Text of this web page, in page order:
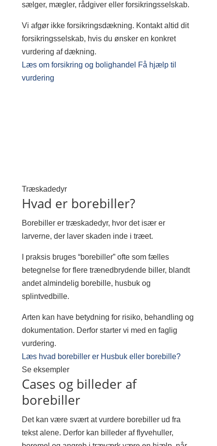
sælger, mægler, rådgiver eller forsikringsselskab.
Vi afgør ikke forsikringsdækning. Kontakt altid dit
forsikringsselskab, hvis du ønsker en konkret
vurdering af dækning.
Læs om forsikring og bolighandel Få hjælp til
vurdering
Træskadedyr
Hvad er borebiller?
Borebiller er træskadedyr, hvor det især er
larverne, der laver skaden inde i træet.
I praksis bruges “borebiller” ofte som fælles
betegnelse for flere trænedbrydende biller, blandt
andet almindelig borebille, husbuk og
splintvedbille.
Arten kan have betydning for risiko, behandling og
dokumentation. Derfor starter vi med en faglig
vurdering.
Læs hvad borebiller er Husbuk eller borebille?
Se eksempler
Cases og billeder af
borebiller
Det kan være svært at vurdere borebiller ud fra
tekst alene. Derfor kan billeder af flyvehuller,